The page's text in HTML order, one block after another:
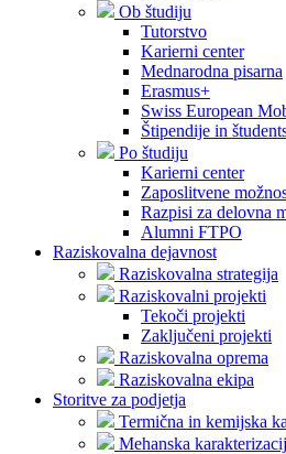
Ob študiju
Tutorstvo
Karierni center
Mednarodna pisarna
Erasmus+
Swiss European
Štipendije in
Po študiju
Karierni center
Zaposlitvene
Razpisi za delovna
Alumni FTPO
Raziskovalna dejavnost
Raziskovalna strategija
Raziskovalni projekti
Tekoči projekti
Zaključeni projekti
Raziskovalna oprema
Raziskovalna ekipa
Storitve za podjetja
Termična in kemijska
Mehanska